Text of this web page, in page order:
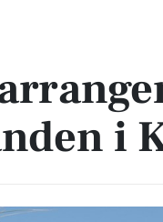
i Kerteminde
i